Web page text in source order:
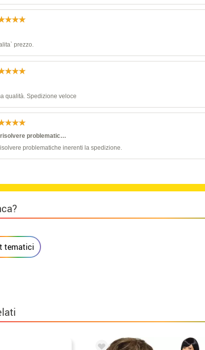
prezzo.
qualità. Spedizione veloce
problematic…
problematiche inerenti la spedizione.
tematici